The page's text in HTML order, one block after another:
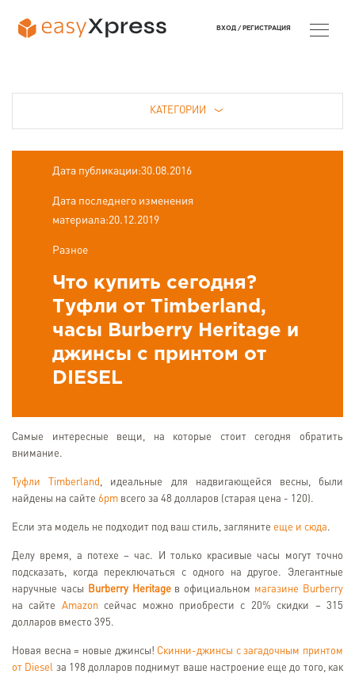
КАТЕГОРИИ
Дата публикации:30.08.2016
Дата последнего изменения
материала:20.12.2019
Разное
Что купить сегодня?
Туфли от Timberland,
часы Burberry Heritage и
джинсы с принтом от
DIESEL
Самые интересные вещи, на которые стоит сегодня обратить
внимание.
Туфли Timberland , идеальные для надвигающейся весны, были
найдены на сайте 6pm всего за 48 долларов (старая цена - 120).
Если эта модель не подходит под ваш стиль, загляните еще и сюда.
Делу время, а потехе – час. И только красивые часы могут точно
подсказать, когда переключаться с одного на другое. Элегантные
наручные часы
Burberry Heritage в официальном магазине Burberry
на сайте Amazonсейчас можно приобрести с 20% скидки – 315
долларов вместо 395.
Новая весна = новые джинсы! Скинни-джинсы с загадочным принтом
от Diesel за 198 долларов поднимут ваше настроение еще до того, как
ВХОД / РЕГИСТРАЦИЯ